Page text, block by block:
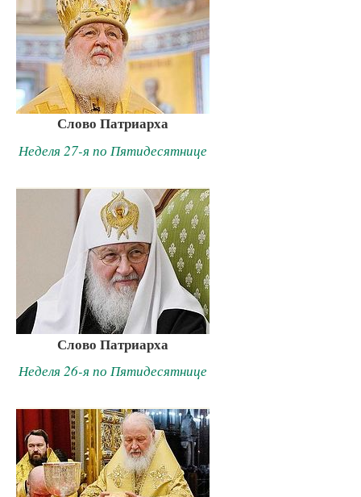
Слово Патриарха
Неделя 27-я по Пятидесятнице
Слово Патриарха
Неделя 26-я по Пятидесятнице